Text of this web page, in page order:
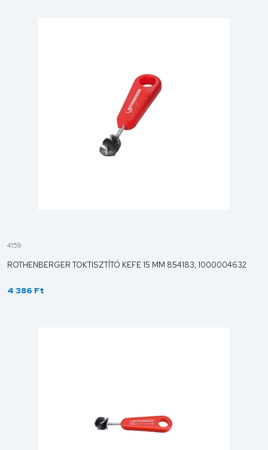
4159
ROTHENBERGER TOKTISZTÍTÓ KEFE 15 MM 854183, 1000004632
4 386 Ft